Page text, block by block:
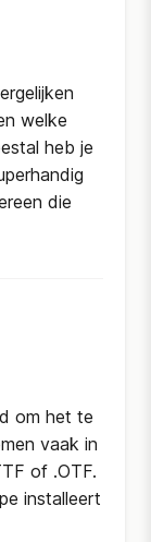
welke
heb je
die
om het te
vaak in
of .OTF.
installeert